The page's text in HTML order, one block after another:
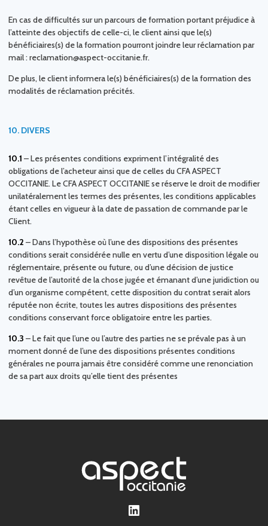
En cas de difficultés sur un parcours de formation portant préjudice à
l’atteinte des objectifs de celle-ci, le client ainsi que le(s)
bénéficiaires(s) de la formation pourront joindre leur réclamation par
mail : reclamation@aspect-occitanie.fr.
De plus, le client informera le(s) bénéficiaires(s) de la formation des
modalités de réclamation précités.
10. DIVERS
10.1 – Les présentes conditions expriment l’intégralité des
obligations de l’acheteur ainsi que de celles du CFA ASPECT
OCCITANIE. Le CFA ASPECT OCCITANIE se réserve le droit de modifier
unilatéralement les termes des présentes, les conditions applicables
étant celles en vigueur à la date de passation de commande par le
Client.
10.2 – Dans l’hypothèse où l’une des dispositions des présentes
conditions serait considérée nulle en vertu d’une disposition légale ou
réglementaire, présente ou future, ou d’une décision de justice
revêtue de l’autorité de la chose jugée et émanant d’une juridiction ou
d’un organisme compétent, cette disposition du contrat serait alors
réputée non écrite, toutes les autres dispositions des présentes
conditions conservant force obligatoire entre les parties.
10.3 – Le fait que l’une ou l’autre des parties ne se prévale pas à un
moment donné de l’une des dispositions présentes conditions
générales ne pourra jamais être considéré comme une renonciation
de sa part aux droits qu’elle tient des présentes
LinkedIn